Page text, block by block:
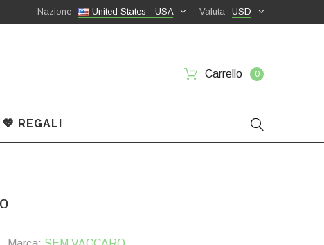
USD
Valuta
United States - USA
Nazione
Carrello 0
💖 REGALI